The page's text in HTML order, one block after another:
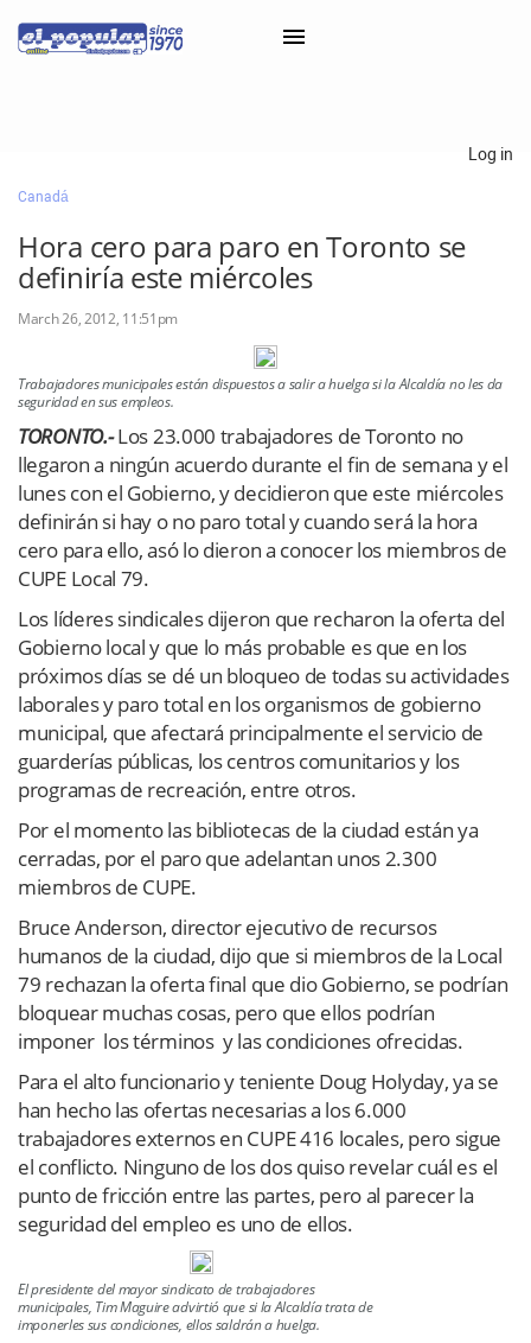
Classifieds
Categorías
×
Log in
Canadá
Hora cero para paro en Toronto se
definiría este miércoles
March 26, 2012, 11:51pm
Trabajadores municipales están dispuestos a salir a huelga si la Alcaldía no les da
seguridad en sus empleos.
TORONTO.-Los 23.000 trabajadores de Toronto no
llegaron a ningún acuerdo durante el fin de semana y el
lunes con el Gobierno, y decidieron que este miércoles
definirán si hay o no paro total y cuando será la hora
cero para ello, asó lo dieron a conocer los miembros de
CUPE Local 79.
Los líderes sindicales dijeron que recharon la oferta del
Gobierno local y que lo más probable es que en los
próximos días se dé un bloqueo de todas su actividades
laborales y paro total en los organismos de gobierno
municipal, que afectará principalmente el servicio de
guarderías públicas, los centros comunitarios y los
programas de recreación, entre otros.
Por el momento las bibliotecas de la ciudad están ya
cerradas, por el paro que adelantan unos 2.300
miembros de CUPE.
Bruce Anderson, director ejecutivo de recursos
humanos de la ciudad, dijo que si miembros de la Local
79 rechazan la oferta final que dio Gobierno, se podrían
bloquear muchas cosas, pero que ellos podrían
imponer los términos y las condiciones ofrecidas.
Para el alto funcionario y teniente Doug Holyday, ya se
han hecho las ofertas necesarias a los 6.000
trabajadores externos en CUPE 416 locales, pero sigue
el conflicto. Ninguno de los dos quiso revelar cuál es el
punto de fricción entre las partes, pero al parecer la
seguridad del empleo es uno de ellos.
El presidente del mayor sindicato de trabajadores
municipales, Tim Maguire advirtió que si la Alcaldía trata de
imponerles sus condiciones, ellos saldrán a huelga.